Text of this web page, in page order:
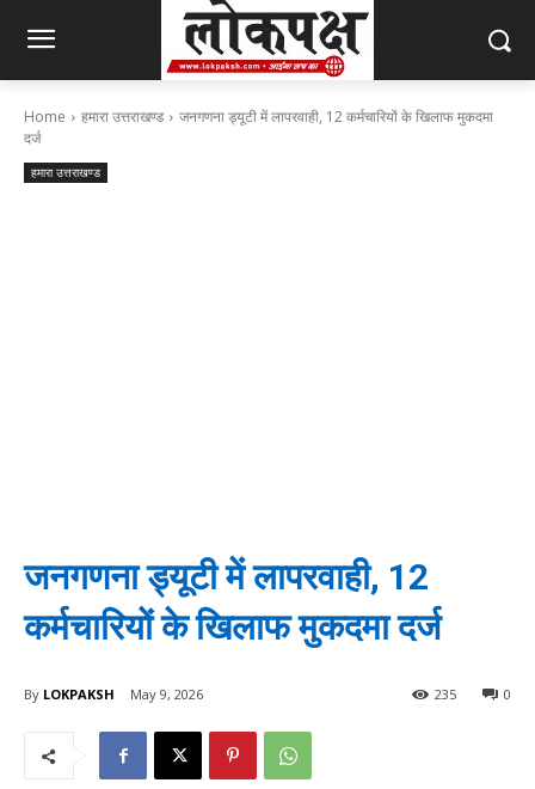
Home हमारा उत्तराखण्ड
जनगणना ड्यूटी में लापरवाही, 12 कर्मचारियों के खिलाफ मुकदमा
दर्ज
हमारा उत्तराखण्ड
जनगणना ड्यूटी में लापरवाही, 12
कर्मचारियों के खिलाफ मुकदमा दर्ज
By LOKPAKSH May 9, 2026 0
235